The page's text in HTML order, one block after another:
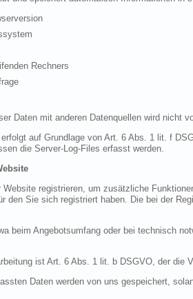
Rechners
Daten mit anderen Datenquellen wird nicht
auf Grundlage von Art. 6 Abs. 1 lit. f
die Server-Log-Files erfasst werden.
registrieren, um zusätzliche
den Sie sich registriert haben. Die bei der
beim Angebotsumfang oder bei technisch
ist Art. 6 Abs. 1 lit. b DSGVO, der die
Daten werden von uns gespeichert,